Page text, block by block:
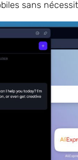
sans